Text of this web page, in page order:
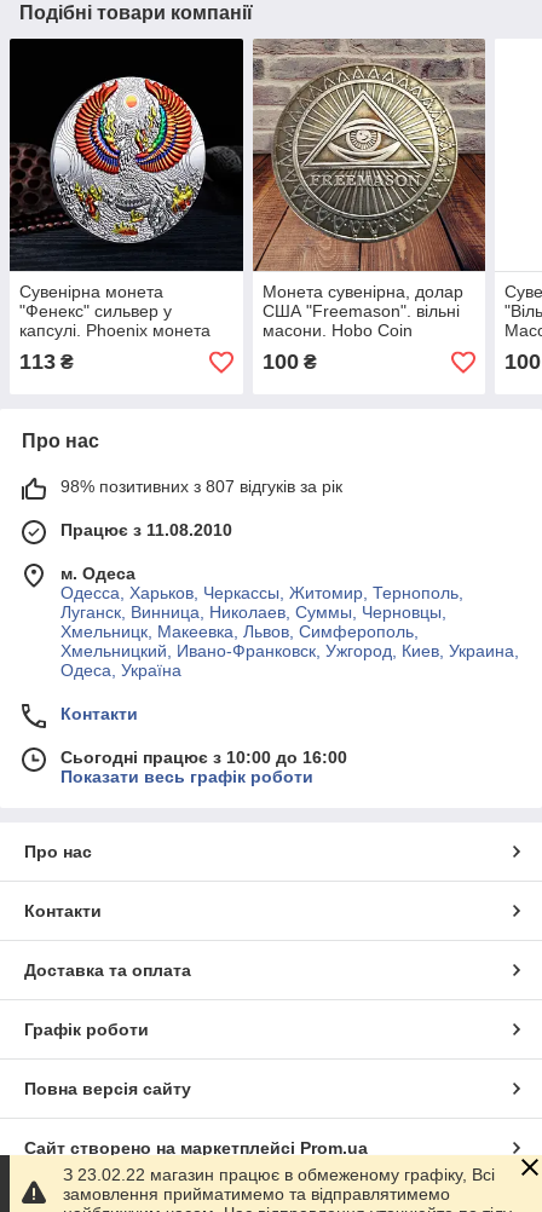
Подібні товари компанії
Сувенірна монета
"Фенекс" сильвер у
капсулі. Phoenix монета
113 ₴
Монета сувенірна, долар
США "Freemason". вільні
масони. Hobo Coin
100₴ 100
Про нас
98% позитивних з 807 відгуків за рік
Працює з 11.08.2010
м. Одеса
Одесса, Харьков, Черкассы, Житомир, Тернополь,
Луганск, Винница, Николаев, Суммы, Черновцы,
Хмельницк, Макеевка, Львов, Симферополь,
Хмельницкий, Ивано-Франковск, Ужгород, Киев, Украина,
Одеса, Україна
Контакти
Сьогодні працює з 10:00 до 16:00
Показати весь графік роботи
Про нас
Контакти
Доставка та оплата
Графік роботи
Повна версія сайту
Сайт створено на маркетплейсі Prom.ua
Політика конфіденційності
З 23.02.22 магазин працює в обмеженому графіку, Всі
замовлення прийматимемо та відправлятимемо